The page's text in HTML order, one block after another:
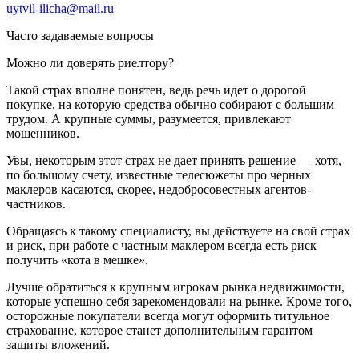
uytvil-ilicha@mail.ru
Часто задаваемые вопросы
Можно ли доверять риелтору?
Такой страх вполне понятен, ведь речь идет о дорогой
покупке, на которую средства обычно собирают с большим
трудом. А крупные суммы, разумеется, привлекают
мошенников.
Увы, некоторым этот страх не дает принять решение — хотя,
по большому счету, известные телесюжеты про черных
маклеров касаются, скорее, недобросовестных агентов-
частников.
Обращаясь к такому специалисту, вы действуете на свой страх
и риск, при работе с частным маклером всегда есть риск
получить «кота в мешке».
Лучше обратиться к крупным игрокам рынка недвижимости,
которые успешно себя зарекомендовали на рынке. Кроме того,
осторожные покупатели всегда могут оформить титульное
страхование, которое станет дополнительным гарантом
защиты вложений.